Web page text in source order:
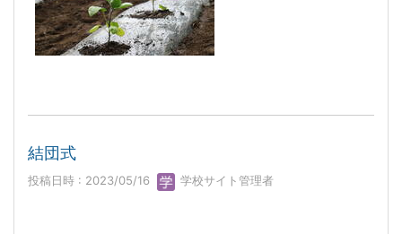
結団式
投稿日時 : 2023/05/16 学校サイト管理者